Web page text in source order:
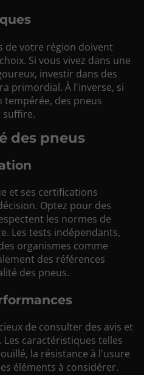
de votre région doivent
Si vous vivez dans une
investir dans des
primordial. À l'inverse, si
tempérée, des pneus
des pneus
et ses certifications
Optez pour des
les normes de
Les tests indépendants,
organismes comme
des références
des pneus.
de consulter des avis et
caractéristiques telles
la résistance à l'usure
éléments à considérer.